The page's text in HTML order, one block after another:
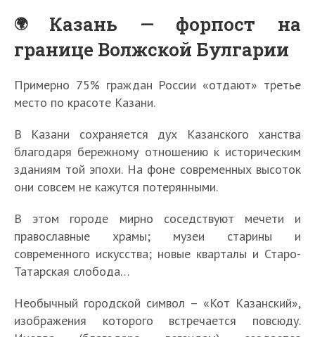
Казань — форпост на
границе Волжской Булгарии
Примерно 75% граждан России «отдают» третье
место по красоте Казани.
В Казани сохраняется дух Казанского ханства
благодаря бережному отношению к историческим
зданиям той эпохи. На фоне современных высоток
они совсем не кажутся потерянными.
В этом городе мирно соседствуют мечети и
православные храмы; музеи старины и
современного искусства; новые кварталы и Старо-
Татарская слобода…
Необычный городской символ – «Кот Казанский»,
изображения которого встречается повсюду.